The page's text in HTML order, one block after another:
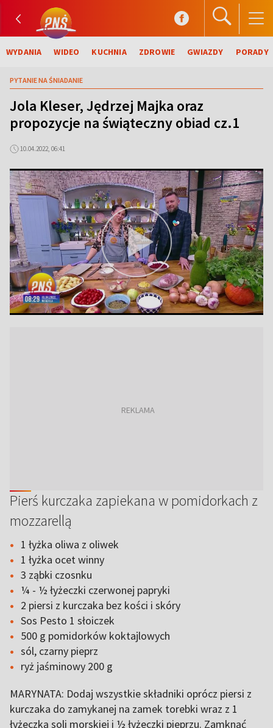
WYDANIA WIDEO KUCHNIA ZDROWIE GWIAZDY PORADY
PYTANIE NA ŚNIADANIE
Jola Kleser, Jędrzej Majka oraz
propozycje na świąteczny obiad cz.1
10.04.2022, 06:41
Pierś kurczaka zapiekana w pomidorkach z
mozzarellą
1 łyżka oliwa z oliwek
1 łyżka ocet winny
3 ząbki czosnku
¼ - ½ łyżeczki czerwonej papryki
2 piersi z kurczaka bez kości i skóry
Sos Pesto 1 słoiczek
500 g pomidorków koktajlowych
sól, czarny pieprz
ryż jaśminowy 200 g
MARYNATA: Dodaj wszystkie składniki oprócz piersi z
kurczaka do zamykanej na zamek torebki wraz z 1
łyżeczką soli morskiej i ½ łyżeczki pieprzu. Zamknąć